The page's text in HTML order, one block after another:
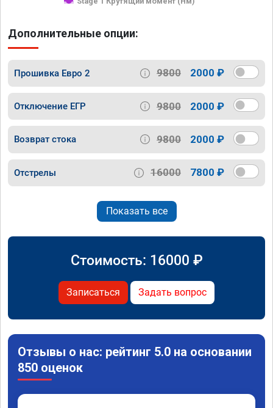
Дополнительные опции:
Прошивка Евро 2 9800 2000 ₽
Отключение ЕГР 9800 2000 ₽
Возврат стока 9800 2000 ₽
Отстрелы 16000 7800 ₽
Показать все
Стоимость: 16000 ₽
Записаться Задать вопрос
Отзывы о нас: рейтинг 5.0 на основании
850 оценок